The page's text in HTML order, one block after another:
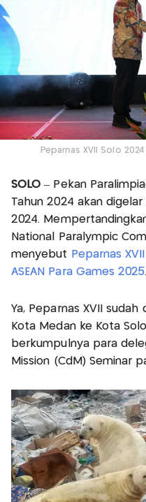
Peparnas XVII Solo
SOLO– Pekan
Tahun 2024 akan
2024.
National Paralympic
menyebut
Peparnas
ASEAN Para Games 2025.
Ya, Peparnas XVII
Kota Medan ke Kota
berkumpulnya para
Mission (CdM) Seminar